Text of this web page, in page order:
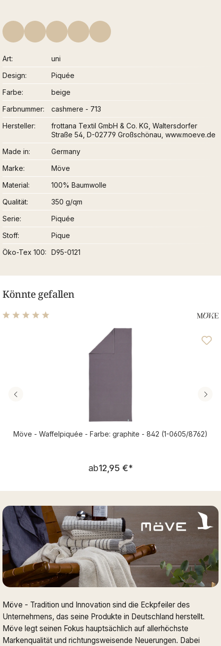
Art
uni
Design
Piquée
Farbe
beige
Farbnummer
cashmere - 713
Hersteller
frottana Textil GmbH & Co. KG, Waltersdorfer
Straße 54, D-02779 Großschönau, www.moeve.de
Made in
Germany
Marke
Möve
Material
100% Baumwolle
Qualität
350 g/qm
Serie
Piquée
Stoff
Pique
Öko-Tex 100
D95-0121
Könnte gefallen
Durchschnittliche Bewertung von 5 von 5 Sternen
Möve - Waffelpiquée - Farbe: graphite - 842 (1-0605/8762)
Regulärer Preis:
ab12,95 €*
Möve - Tradition und Innovation sind die Eckpfeiler des
Unternehmens, das seine Produkte in Deutschland herstellt.
Möve legt seinen Fokus hauptsächlich auf allerhöchste
Markenqualität und richtungsweisende Neuerungen. Dabei